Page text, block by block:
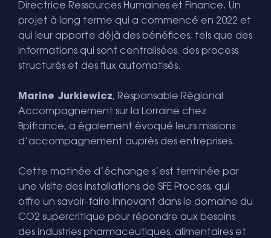
Directrice Ressources Humaines et Finance. Un
projet à long terme qui a commencé en 2022 et
qui leur apporte déjà des bénéfices, tels que des
informations qui sont centralisées, des process
structurés et des flux automatisés.
Marine Jurkiewicz, Responsable Régional
Accompagnement sur la Lorraine chez
Bpifrance, a également évoqué leurs missions
d’accompagnement auprès des entreprises.
Cette matinée d’échange s’est terminée par
une visite des installations de SFE Process, qui
offre un savoir-faire innovant dans le domaine du
CO2 supercritique pour répondre aux besoins
des industries pharmaceutiques, alimentaires et